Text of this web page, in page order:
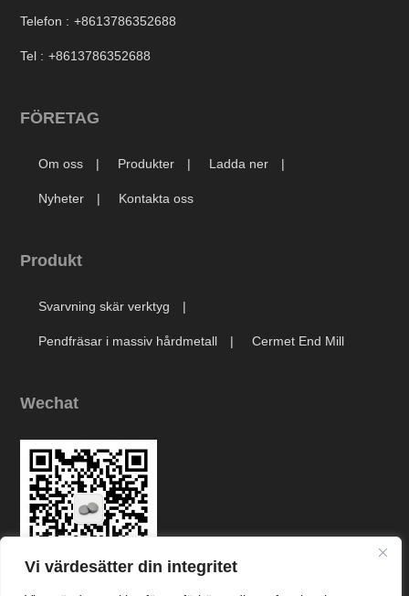
Telefon : +8613786352688
Tel : +8613786352688
FÖRETAG
Om oss Produkter Ladda ner
Nyheter Kontakta oss
Produkt
Svarvning skär verktyg
Pendfräsar i massiv hårdmetall Cermet End Mill
Wechat
Vi värdesätter din integritet